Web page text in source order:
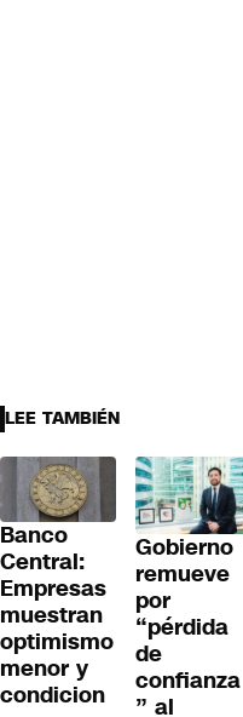
LEE TAMBIÉN
Banco
Central:
Empresas
muestran
optimismo
menor y
condicion
Gobierno
remueve
por
“pérdida
de
confianza
” al